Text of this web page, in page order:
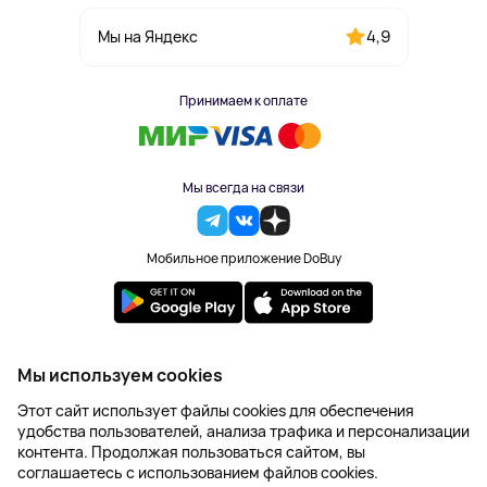
Мы на Яндекс 4,9
Принимаем к оплате
Мы всегда на связи
Мобильное приложение DoBuy
2023-2026 © DoBuy. Все права защищены
Правила обработки персональных данных
Пользовательское соглашение
Оферта
Создание сайта – NetLab
Мы используем cookies
Этот сайт использует файлы cookies для обеспечения
удобства пользователей, анализа трафика и персонализации
контента. Продолжая пользоваться сайтом, вы
соглашаетесь с использованием файлов cookies.